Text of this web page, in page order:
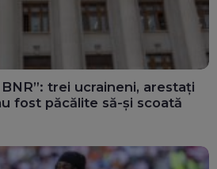
trei ucraineni, arestați
fost păcălite să-și scoată